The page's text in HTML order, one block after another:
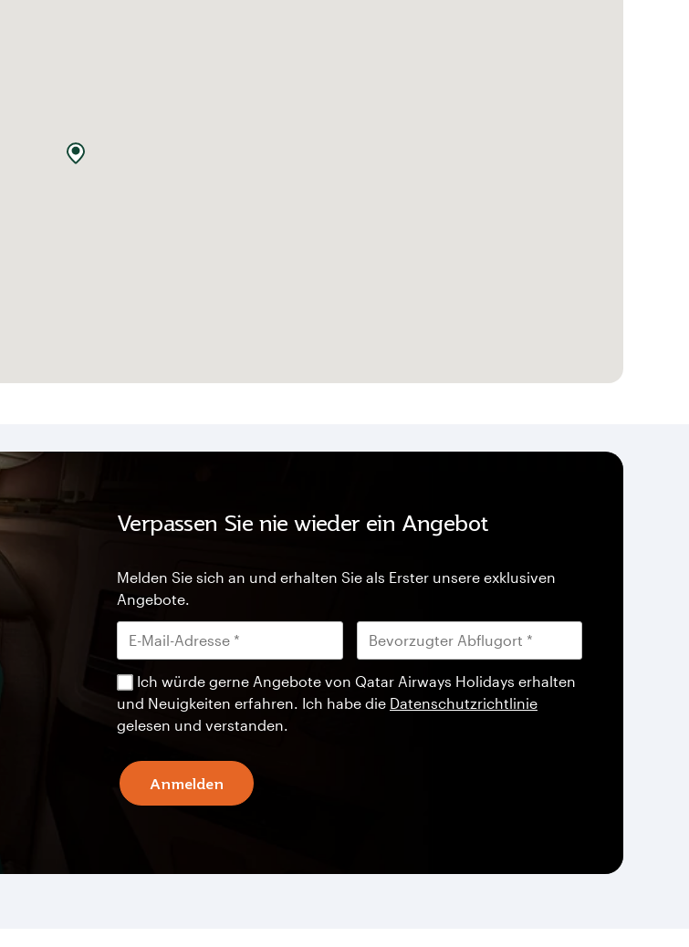
Verpassen Sie nie wieder ein Angebot
Melden Sie sich an und erhalten Sie als Erster unsere exklusiven
Angebote.
Ich würde gerne Angebote von Qatar Airways Holidays erhalten
und Neuigkeiten erfahren. Ich habe die Datenschutzrichtlinie
gelesen und verstanden.
Anmelden